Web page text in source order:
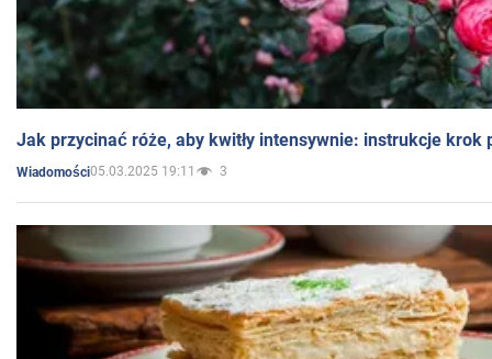
Jak przycinać róże, aby kwitły intensywnie: instrukcje krok
Wiadomości05.03.2025 19:11 3